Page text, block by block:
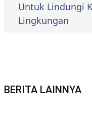
Untuk Lindungi
Lingkungan
BERITA LAINNYA